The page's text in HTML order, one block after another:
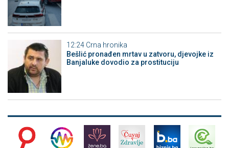
12:24 Crna hronika
Bešlić pronađen mrtav u zatvoru, djevojke iz
Banjaluke dovodio za prostituciju